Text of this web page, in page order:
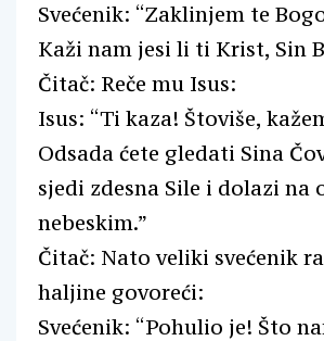
Svećenik: “Zaklinjem te
Kaži nam jesi li ti Krist, Sin
Čitač: Reče mu Isus:
Isus: “Ti kaza! Štoviše,
Odsada ćete gledati Sina
sjedi zdesna Sile i dolazi na
nebeskim.”
Čitač: Nato veliki svećenik
haljine govoreći:
Svećenik: “Pohulio je! Što